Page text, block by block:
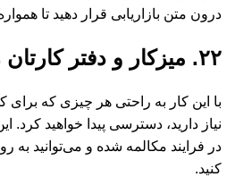
درون متن بازاریابی قرار دهید تا
۲۲. میزکار و دفتر کارتان را مرتب کنید
با این کار به راحتی هر چیزی که
نیاز دارید، دسترسی پیدا خواهید
در فرایند مکالمه شده و می‌توانید به
کنید.